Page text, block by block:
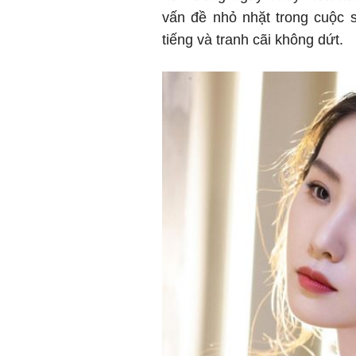
vấn đề nhỏ nhặt trong cuộc
tiếng và tranh cãi không dứt.